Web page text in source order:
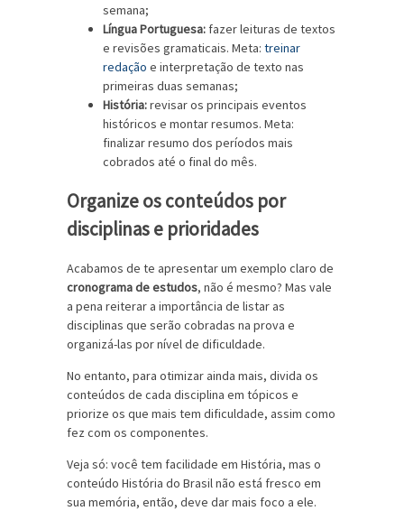
semana;
Língua Portuguesa: fazer leituras de textos
e revisões gramaticais. Meta: treinar
redação e interpretação de texto nas
primeiras duas semanas;
História:revisar os principais eventos
históricos e montar resumos. Meta:
finalizar resumo dos períodos mais
cobrados até o final do mês.
Organize os conteúdos por
disciplinas e prioridades
Acabamos de te apresentar um exemplo claro de
cronograma de estudos, não é mesmo? Mas vale
a pena reiterar a importância de listar as
disciplinas que serão cobradas na prova e
organizá-las por nível de dificuldade.
No entanto, para otimizar ainda mais, divida os
conteúdos de cada disciplina em tópicos e
priorize os que mais tem dificuldade, assim como
fez com os componentes.
Veja só: você tem facilidade em História, mas o
conteúdo História do Brasil não está fresco em
sua memória, então, deve dar mais foco a ele.